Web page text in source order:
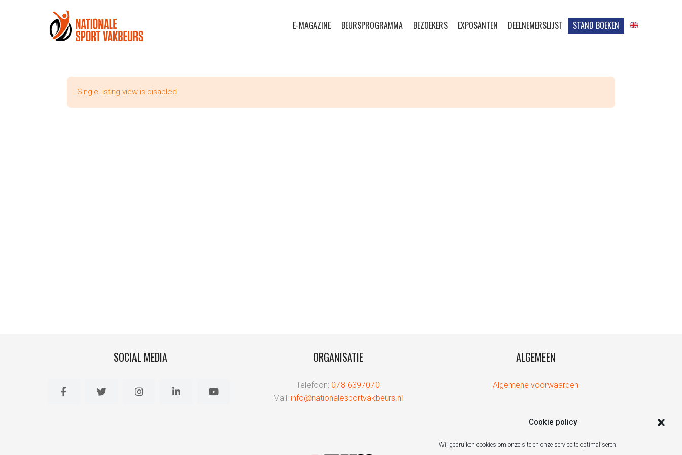
Cookie policy
Wij gebruiken cookies om onze site en onze service te optimaliseren.
E-MAGAZINE BEURSPROGRAMMA BEZOEKERS EXPOSANTEN DEELNEMERSLIJST STAND BOEKEN
Single listing view is disabled
SOCIAL MEDIA ORGANISATIE
Telefoon: 078-6397070
Mail: info@nationalesportvakbeurs.nl
ALGEMEEN
Algemene voorwaarden